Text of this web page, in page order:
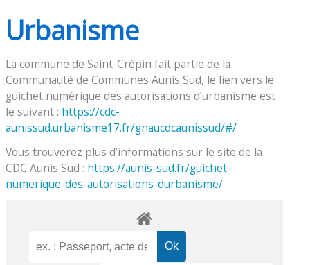
Urbanisme
La commune de Saint-Crépin fait partie de la
Communauté de Communes Aunis Sud, le lien vers le
guichet numérique des autorisations d’urbanisme est
le suivant : https://cdc-
aunissud.urbanisme17.fr/gnaucdcaunissud/#/
Vous trouverez plus d’informations sur le site de la
CDC Aunis Sud : https://aunis-sud.fr/guichet-
numerique-des-autorisations-durbanisme/